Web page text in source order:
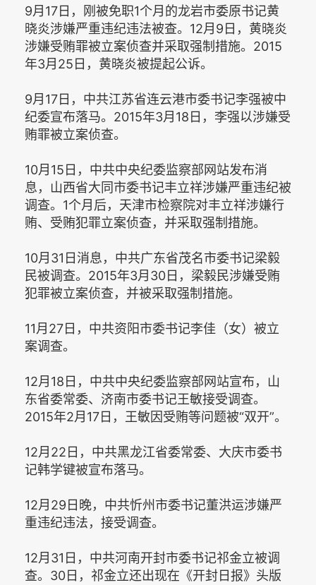
9月17日，刚被免职1个月的龙岩市委原书记黄
晓炎涉嫌严重违纪违法被查。12月9日，黄晓炎
涉嫌受贿罪被立案侦查并采取强制措施。2015
年3月25日，黄晓炎被提起公诉。
9月17日，中共江苏省连云港市委书记李强被中
纪委宣布落马。2015年3月18日，李强以涉嫌受
贿罪被立案侦查。
10月15日，中共中央纪委监察部网站发布消
息，山西省大同市委书记丰立祥涉嫌严重违纪被
调查。1个月后，天津市检察院对丰立祥涉嫌行
贿、受贿犯罪立案侦查，并采取强制措施。
10月31日消息，中共广东省茂名市委书记梁毅
民被调查。2015年3月30日，梁毅民涉嫌受贿
犯罪被立案侦查，并被采取强制措施。
11月27日，中共资阳市委书记李佳（女）被立
案调查。
12月18日，中共中央纪委监察部网站宣布，山
东省委常委、济南市委书记王敏接受调查。
2015年2月17日，王敏因受贿等问题被“双开”。
12月22日，中共黑龙江省委常委、大庆市委书
记韩学键被宣布落马。
12月29日晚，中共忻州市委书记董洪运涉嫌严
重违纪违法，接受调查。
12月31日，中共河南开封市委书记祁金立被调
查。30日，祁金立还出现在《开封日报》头版